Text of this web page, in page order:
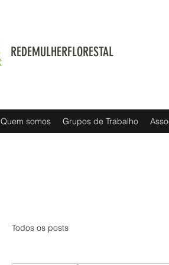
REDEMULHERFLORESTAL
Quem somos Grupos de Trabalho
Todos os posts